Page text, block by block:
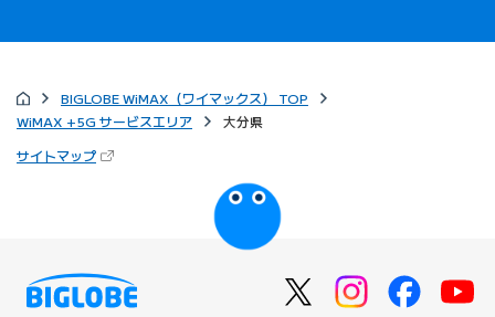
BIGLOBE WiMAX（ワイマックス） TOP
WiMAX +5G サービスエリア
大分県
サイトマップ（新しいタブで開きます）